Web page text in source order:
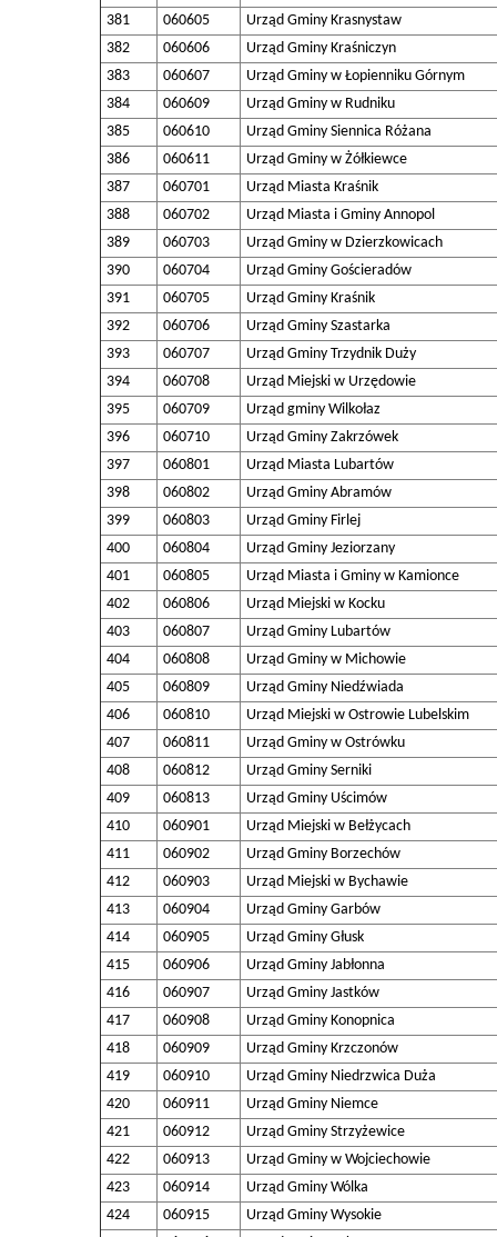
381
060605
Urząd Gminy Krasnystaw
382
060606
Urząd Gminy Kraśniczyn
383
060607
Urząd Gminy w Łopienniku Górnym
384
060609
Urząd Gminy w Rudniku
385
060610
Urząd Gminy Siennica Różana
386
060611
Urząd Gminy w Żółkiewce
387
060701
Urząd Miasta Kraśnik
388
060702
Urząd Miasta i Gminy Annopol
389
060703
Urząd Gminy w Dzierzkowicach
390
060704
Urząd Gminy Gościeradów
391
060705
Urząd Gminy Kraśnik
392
060706
Urząd Gminy Szastarka
393
060707
Urząd Gminy Trzydnik Duży
394
060708
Urząd Miejski w Urzędowie
395
060709
Urząd gminy Wilkołaz
396
060710
Urząd Gminy Zakrzówek
397
060801
Urząd Miasta Lubartów
398
060802
Urząd Gminy Abramów
399
060803
Urząd Gminy Firlej
400
060804
Urząd Gminy Jeziorzany
401
060805
Urząd Miasta i Gminy w Kamionce
402
060806
Urząd Miejski w Kocku
403
060807
Urząd Gminy Lubartów
404
060808
Urząd Gminy w Michowie
405
060809
Urząd Gminy Niedźwiada
406
060810
Urząd Miejski w Ostrowie Lubelskim
407
060811
Urząd Gminy w Ostrówku
408
060812
Urząd Gminy Serniki
409
060813
Urząd Gminy Uścimów
410
060901
Urząd Miejski w Bełżycach
411
060902
Urząd Gminy Borzechów
412
060903
Urząd Miejski w Bychawie
413
060904
Urząd Gminy Garbów
414
060905
Urząd Gminy Głusk
415
060906
Urząd Gminy Jabłonna
416
060907
Urząd Gminy Jastków
417
060908
Urząd Gminy Konopnica
418
060909
Urząd Gminy Krzczonów
419
060910
Urząd Gminy Niedrzwica Duża
420
060911
Urząd Gminy Niemce
421
060912
Urząd Gminy Strzyżewice
422
060913
Urząd Gminy w Wojciechowie
423
060914
Urząd Gminy Wólka
424
060915
Urząd Gminy Wysokie